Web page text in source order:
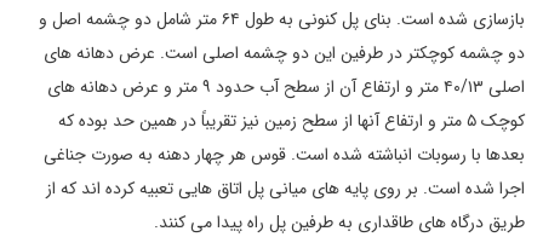
بازسازی شده است. بنای پل کنونی به طول ۶۴ متر شامل دو چشمه اصل و
دو چشمه کوچکتر در طرفین این دو چشمه اصلی است. عرض دهانه های
اصلی ۴۰/۱۳ متر و ارتفاع آن از سطح آب حدود ۹ متر و عرض دهانه های
کوچک ۵ متر و ارتفاع آنها از سطح زمین نیز تقریباً در همین حد بوده که
بعدها با رسوبات انباشته شده است. قوس هر چهار دهنه به صورت جناغی
اجرا شده است. بر روی پایه های میانی پل اتاق هایی تعبیه کرده اند که از
طریق درگاه های طاقداری به طرفین پل راه پیدا می کنند.